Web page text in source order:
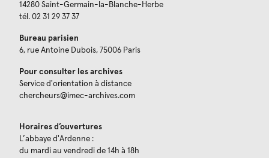
14280 Saint-Germain-la-Blanche-Herbe
tél. 02 31 29 37 37
Bureau parisien
6, rue Antoine Dubois, 75006 Paris
Pour consulter les archives
Service d'orientation à distance
chercheurs@imec-archives.com
Horaires d’ouvertures
L’abbaye d'Ardenne :
du mardi au vendredi de 14h à 18h